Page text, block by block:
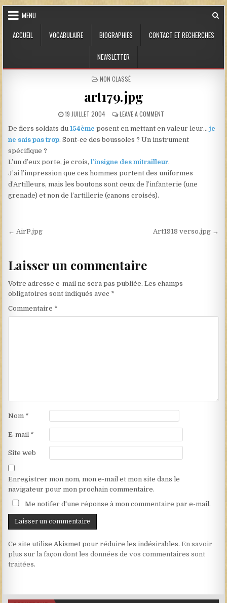
Skip to content
MENU
ACCUEIL
VOCABULAIRE BIOGRAPHIES CONTACT ET RECHERCHES
NEWSLETTER
POSTED IN
NON CLASSÉ
art179.jpg
PUBLISHED DATE:
19 JUILLET 2004 LEAVE A COMMENTON ART179.JPG
De fiers soldats du154ème posent en mettant en valeur leur…je
ne sais pas trop. Sont-ce des boussoles ? Un instrument
spécifique ?
L’un d’eux porte, je crois,l’insigne des mitrailleur.
J’ai l’impression que ces hommes portent des uniformes
d’Artilleurs, mais les boutons sont ceux de l’infanterie (une
grenade) et non de l’artillerie (canons croisés).
Navigation de l’article
← AirP.jpg Art1918 verso.jpg →
Laisser un commentaire
Votre adresse e-mail ne sera pas publiée. Les champs
obligatoires sont indiqués avec *
Commentaire *
Nom *
E-mail *
Site web
Enregistrer mon nom, mon e-mail et mon site dans le
navigateur pour mon prochain commentaire.
Me notifer d'une réponse à mon commentaire par e-mail.
Ce site utilise Akismet pour réduire les indésirables.En savoir
plus sur la façon dont les données de vos commentaires sont
traitées.